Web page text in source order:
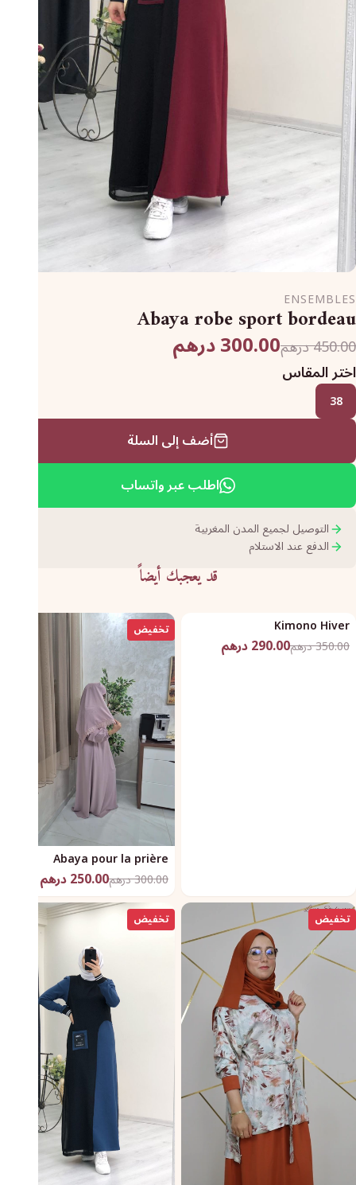
ENSEMBLES
Abaya robe sport bordeau
450.00 درهم 300.00 درهم
اختر المقاس
38
أضف إلى السلة
اطلب عبر واتساب
التوصيل لجميع المدن المغربية
الدفع عند الاستلام
قد يعجبك أيضاً
تخفيض
Kimono Hiver
350.00 درهم
290.00 درهم
تخفيض
Abaya pour la prière
300.00 درهم
250.00 درهم
تخفيض تخفيض